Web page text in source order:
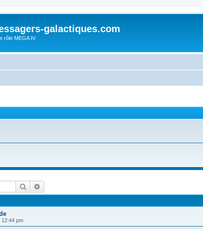
galactiques.com
rôle MEGA IV
Rechercher
12:44 pm